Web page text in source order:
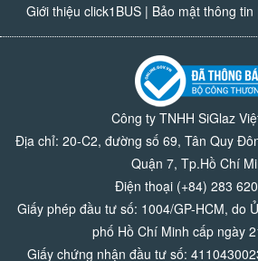
Giới thiệu click1BUS| Bảo mật thông tin
Công ty TNHH SiGlaz
Địa chỉ: 20-C2, đường số 69, Tân Quy
Quận 7, Tp.Hồ Chí
Điện thoại (+84) 283
Giấy phép đầu tư số: 1004/GP-HCM, do
phố Hồ Chí Minh cấp ngày
Giấy chứng nhận đầu tư số: